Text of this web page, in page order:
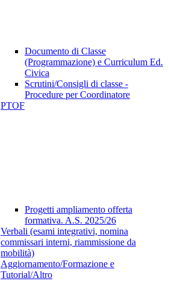
Documento di Classe
(Programmazione) e Curriculum Ed.
Civica
Scrutini/Consigli di classe -
Procedure per Coordinatore
PTOF
Progetti ampliamento offerta
formativa. A.S. 2025/26
Verbali (esami integrativi, nomina
commissari interni, riammissione da
mobilità)
Aggiornamento/Formazione e
Tutorial/Altro